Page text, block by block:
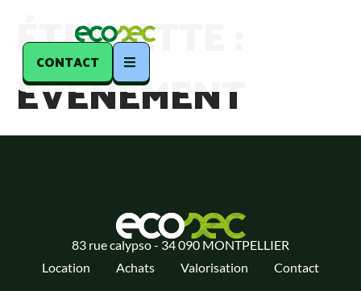
CONTACT
ÉTIQUETTE :
ÉVÉNEMENT
83 rue calypso - 34 090 MONTPELLIER
Location
Achats Valorisation Contact